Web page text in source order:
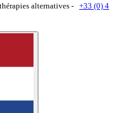
alternatives - +33 (0) 4